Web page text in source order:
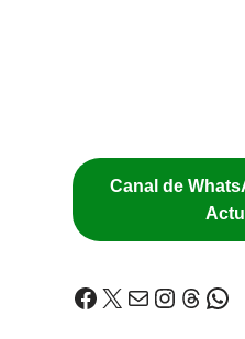
Canal de